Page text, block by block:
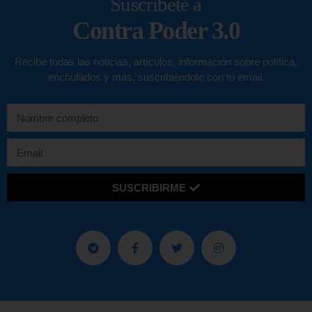
Contra Poder 3.0
Recibe todas las noticias, artículos, información sobre política,
enchufados y más, suscribiéndote con tu email.
SUSCRIBIRME